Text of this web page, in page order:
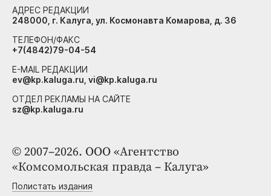
© 2007–2026. ООО «Агентство
«Комсомольская правда – Калуга»
Полистать издания
АДРЕС РЕДАКЦИИ
248000, г. Калуга, ул. Космонавта Комарова, д. 36
ТЕЛЕФОН/ФАКС
+7(4842)79-04-54
E-MAIL РЕДАКЦИИ
ev@kp.kaluga.ru, vi@kp.kaluga.ru
ОТДЕЛ РЕКЛАМЫ НА САЙТЕ
sz@kp.kaluga.ru